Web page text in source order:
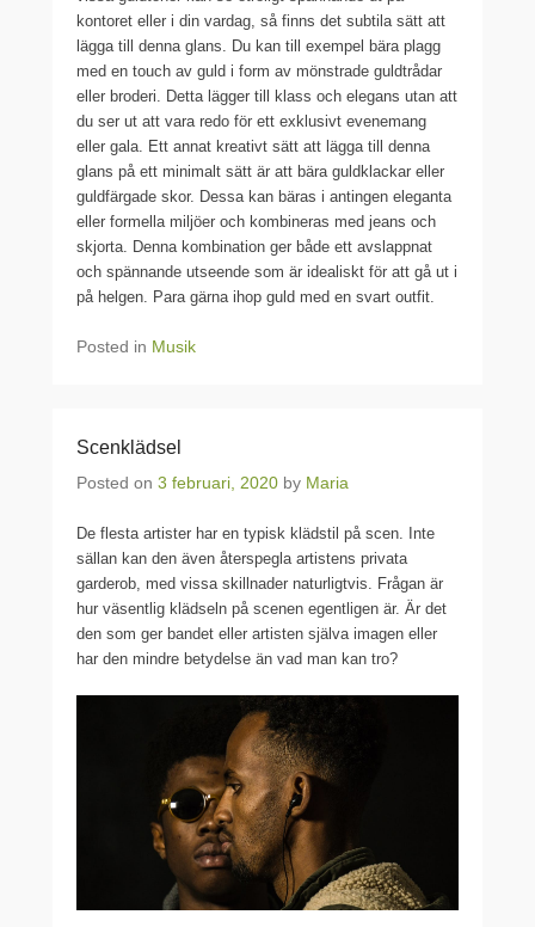
kontoret eller i din vardag, så finns det subtila sätt att
lägga till denna glans. Du kan till exempel bära plagg
med en touch av guld i form av mönstrade guldtrådar
eller broderi. Detta lägger till klass och elegans utan att
du ser ut att vara redo för ett exklusivt evenemang
eller gala. Ett annat kreativt sätt att lägga till denna
glans på ett minimalt sätt är att bära guldklackar eller
guldfärgade skor. Dessa kan bäras i antingen eleganta
eller formella miljöer och kombineras med jeans och
skjorta. Denna kombination ger både ett avslappnat
och spännande utseende som är idealiskt för att gå ut i
på helgen. Para gärna ihop guld med en svart outfit.
Posted in Musik
Scenklädsel
Posted on 3 februari, 2020 by Maria
De flesta artister har en typisk klädstil på scen. Inte
sällan kan den även återspegla artistens privata
garderob, med vissa skillnader naturligtvis. Frågan är
hur väsentlig klädseln på scenen egentligen är. Är det
den som ger bandet eller artisten själva imagen eller
har den mindre betydelse än vad man kan tro?